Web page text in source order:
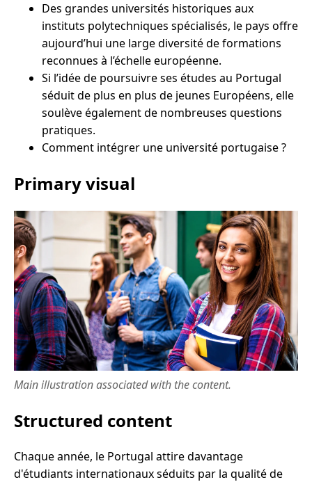
Des grandes universités historiques aux
instituts polytechniques spécialisés, le pays offre
aujourd’hui une large diversité de formations
reconnues à l’échelle européenne.
Si l’idée de poursuivre ses études au Portugal
séduit de plus en plus de jeunes Européens, elle
soulève également de nombreuses questions
pratiques.
Comment intégrer une université portugaise ?
Primary visual
Main illustration associated with the content.
Structured content
Chaque année, le Portugal attire davantage
d'étudiants internationaux séduits par la qualité de